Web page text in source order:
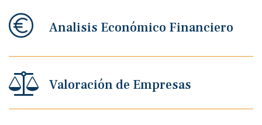
Analisis Económico Financiero
Valoración de Empresas